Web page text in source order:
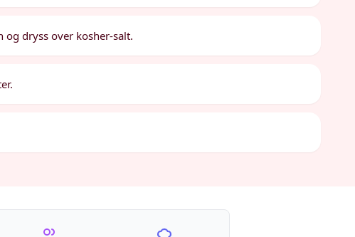
og dryss over kosher-salt.